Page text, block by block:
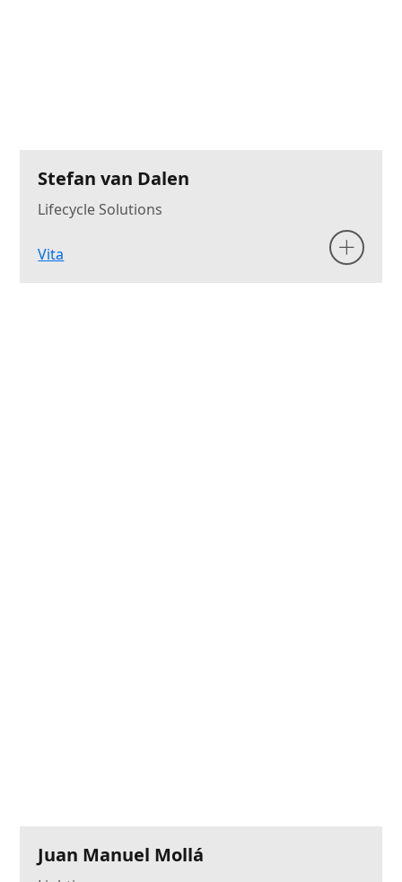
Stefan van Dalen
Lifecycle Solutions
Vita
Juan Manuel Mollá